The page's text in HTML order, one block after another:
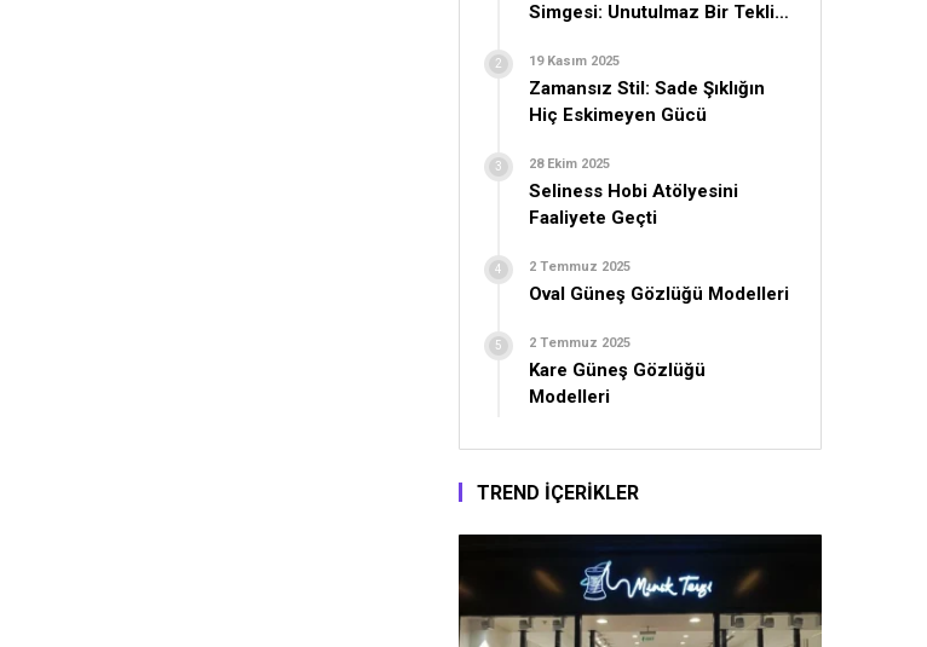
Simgesi: Unutulmaz Bir Teklif
19 Kasım 2025
Zamansız Stil: Sade Şıklığın
Hiç Eskimeyen Gücü
28 Ekim 2025
Seliness Hobi Atölyesini
Faaliyete Geçti
2 Temmuz 2025
Oval Güneş Gözlüğü Modelleri
2 Temmuz 2025
Kare Güneş Gözlüğü
Modelleri
TREND İÇERİKLER